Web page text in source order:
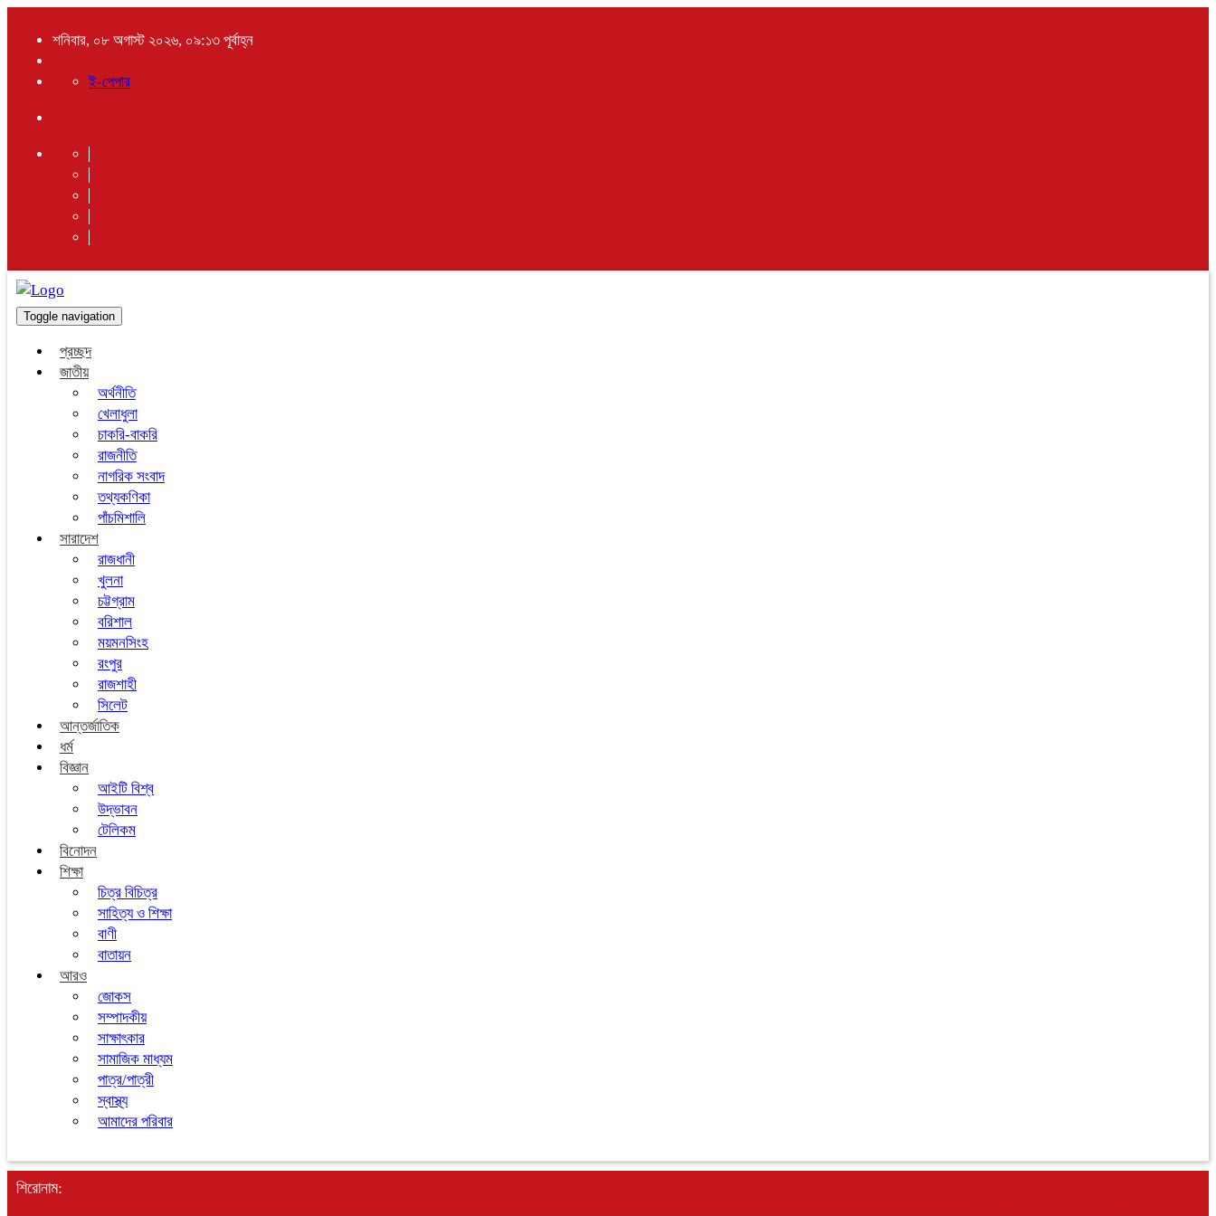
শনিবার, ০৮ অগাস্ট ২০২৬, ০৯:১৩ পূর্বাহ্ন
ই-পেপার
Toggle navigation
প্রচ্ছদ
জাতীয়
অর্থনীতি
খেলাধুলা
চাকরি-বাকরি
রাজনীতি
নাগরিক সংবাদ
তথ্যকণিকা
পাঁচমিশালি
সারাদেশ
রাজধানী
খুলনা
চট্টগ্রাম
বরিশাল
ময়মনসিংহ
রংপুর
রাজশাহী
সিলেট
আন্তর্জাতিক
ধর্ম
বিজ্ঞান
আইটি বিশ্ব
উদ্ভাবন
টেলিকম
বিনোদন
শিক্ষা
চিত্র বিচিত্র
সাহিত্য ও শিক্ষা
বাণী
বাতায়ন
আরও
জোকস
সম্পাদকীয়
সাক্ষাৎকার
সামাজিক মাধ্যম
পাত্র/পাত্রী
স্বাস্থ্য
আমাদের পরিবার
শিরোনাম: